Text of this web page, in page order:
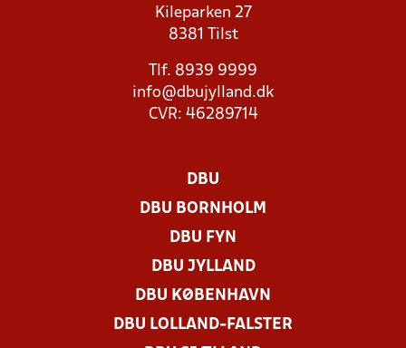
Kileparken 27
8381 Tilst
Tlf. 8939 9999
info@dbujylland.dk
CVR: 46289714
DBU
DBU BORNHOLM
DBU FYN
DBU JYLLAND
DBU KØBENHAVN
DBU LOLLAND-FALSTER